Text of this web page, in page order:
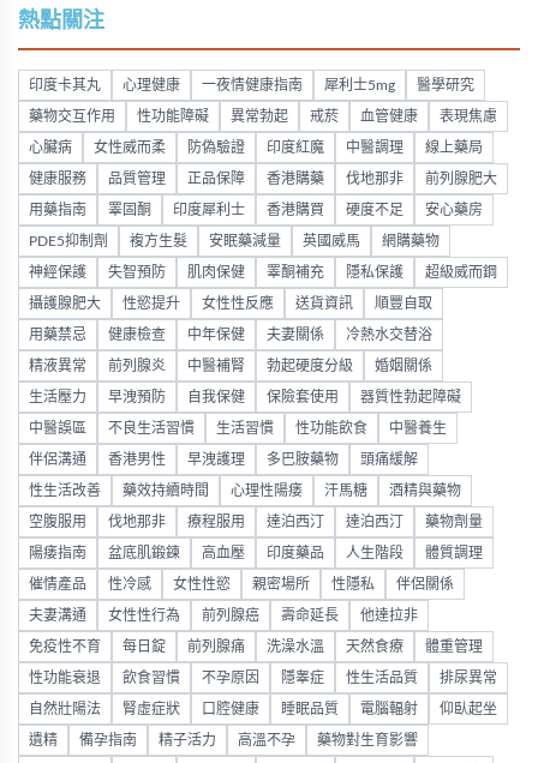
熱點關注
印度卡其丸 心理健康 一夜情健康指南 犀利士5mg 醫學研究
藥物交互作用 性功能障礙 異常勃起 戒菸 血管健康 表現焦慮
心臟病 女性威而柔 防偽驗證 印度紅魔 中醫調理 線上藥局
健康服務 品質管理 正品保障 香港購藥 伐地那非 前列腺肥大
用藥指南 睪固酮 印度犀利士 香港購買 硬度不足 安心藥房
PDE5抑制劑 複方生髮 安眠藥減量 英國威馬 網購藥物
神經保護 失智預防 肌肉保健 睪酮補充 隱私保護 超級威而鋼
攝護腺肥大 性慾提升 女性性反應 送貨資訊 順豐自取
用藥禁忌 健康檢查 中年保健 夫妻關係 冷熱水交替浴
精液異常 前列腺炎 中醫補腎 勃起硬度分級 婚姻關係
生活壓力 早洩預防 自我保健 保險套使用 器質性勃起障礙
中醫誤區 不良生活習慣 生活習慣 性功能飲食 中醫養生
伴侶溝通 香港男性 早洩護理 多巴胺藥物 頭痛緩解
性生活改善 藥效持續時間 心理性陽痿 汗馬糖 酒精與藥物
空腹服用 伐地那非 療程服用 達泊西汀 達泊西汀 藥物劑量
陽痿指南 盆底肌鍛鍊 高血壓 印度藥品 人生階段 體質調理
催情產品 性冷感 女性性慾 親密場所 性隱私 伴侶關係
夫妻溝通 女性性行為 前列腺癌 壽命延長 他達拉非
免疫性不育 每日錠 前列腺痛 洗澡水溫 天然食療 體重管理
性功能衰退 飲食習慣 不孕原因 隱睾症 性生活品質 排尿異常
自然壯陽法 腎虛症狀 口腔健康 睡眠品質 電腦輻射 仰臥起坐
遺精 備孕指南 精子活力 高溫不孕 藥物對生育影響